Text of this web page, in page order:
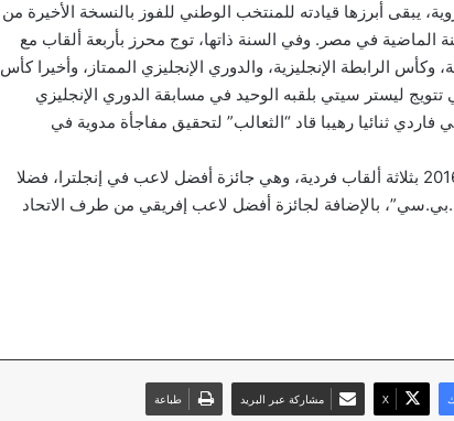
يبقى أبرزها قيادته للمنتخب الوطني للفوز بالنسخة الأخيرة من
الماضية في مصر. وفي السنة ذاتها، توج محرز بأربعة ألقاب مع
وكأس الرابطة الإنجليزية، والدوري الإنجليزي الممتاز، وأخيرا كأس
تتويج ليستر سيتي بلقبه الوحيد في مسابقة الدوري الإنجليزي
رفقة جيمي فاردي ثنائيا رهيبا قاد “الثعالب” لتحقيق مفاجأة مدوية في
وعلى الصعيد الشخصي، فاز محرز في سنة 2016 بثلاثة ألقاب فردية، وهي جائزة أفضل لاعب في إنجلترا، فضلا
بالإضافة لجائزة أفضل لاعب إفريقي من طرف الاتحاد
‫X مشاركة عبر البريد طباعة